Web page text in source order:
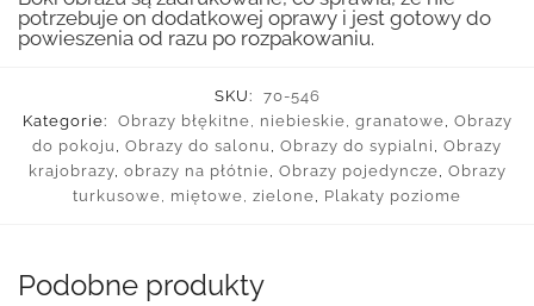
potrzebuje on dodatkowej oprawy i jest gotowy do
powieszenia od razu po rozpakowaniu.
SKU:
70-546
Kategorie:
Obrazy błękitne, niebieskie, granatowe, Obrazy
do pokoju , Obrazy do salonu , Obrazy do sypialni , Obrazy
krajobrazy, obrazy na płótnie, Obrazy pojedyncze, Obrazy
turkusowe, miętowe, zielone, Plakaty poziome
Podobne produkty